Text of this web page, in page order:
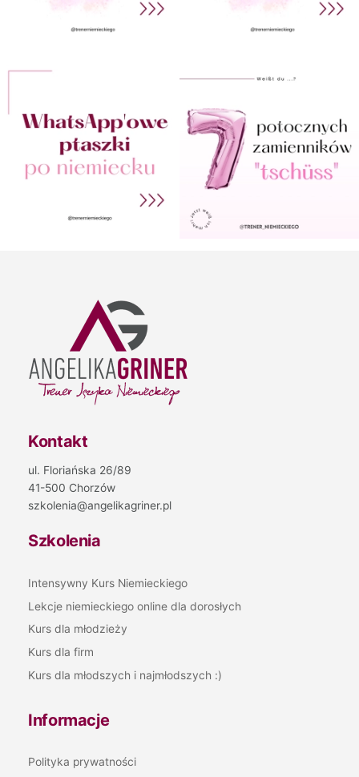
Kontakt
ul. Floriańska 26/89
41-500 Chorzów
szkolenia@angelikagriner.pl
Szkolenia
Intensywny Kurs Niemieckiego
Lekcje niemieckiego online dla dorosłych
Kurs dla młodzieży
Kurs dla firm
Kurs dla młodszych i najmłodszych :)
Informacje
Polityka prywatności